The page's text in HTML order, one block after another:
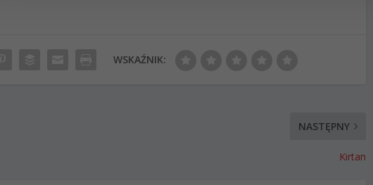
WSKAŹNIK:
NASTĘPNY
Kirtan